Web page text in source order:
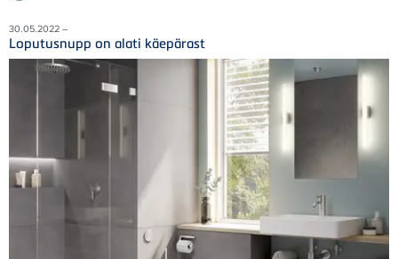
30.05.2022 –
Loputusnupp on alati käepärast